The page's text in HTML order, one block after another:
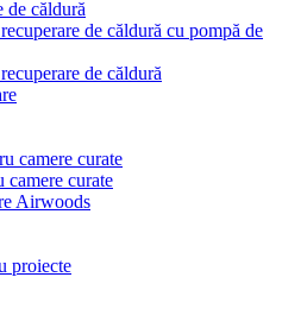
de căldură
de căldură cu pompă de
de căldură
camere curate
camere curate
Airwoods
proiecte